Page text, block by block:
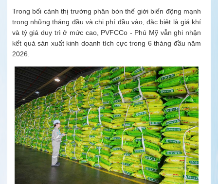
Trong bối cảnh thị trường phân bón thế giới biến động mạnh
trong những tháng đầu và chi phí đầu vào, đặc biệt là giá khí
và tỷ giá duy trì ở mức cao, PVFCCo - Phú Mỹ vẫn ghi nhận
kết quả sản xuất kinh doanh tích cực trong 6 tháng đầu năm
2026.